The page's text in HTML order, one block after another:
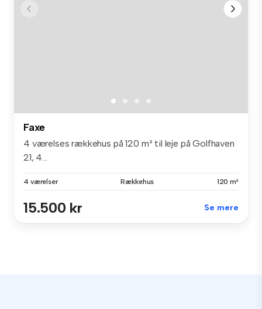
Faxe
4 værelses rækkehus på 120 m² til leje på Golfhaven
21, 4...
4 værelser Rækkehus 120 m²
15.500 kr Se mere